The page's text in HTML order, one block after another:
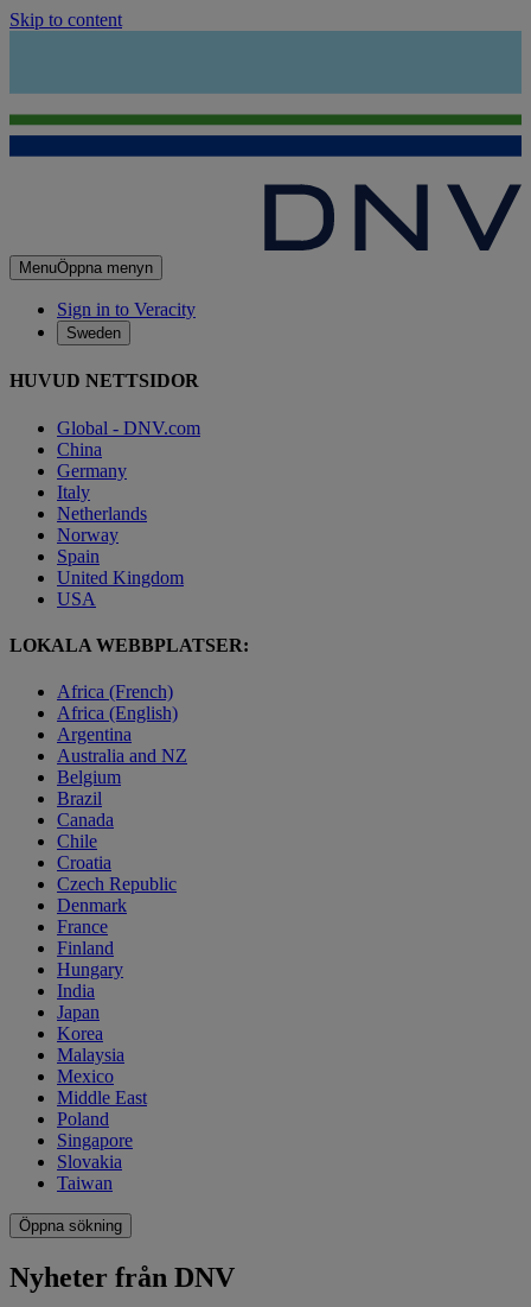
Skip to content
MenuÖppna menyn
Sign in to Veracity
Sweden
HUVUD NETTSIDOR
Global - DNV.com
China
Germany
Italy
Netherlands
Norway
Spain
United Kingdom
USA
LOKALA WEBBPLATSER:
Africa (French)
Africa (English)
Argentina
Australia and NZ
Belgium
Brazil
Canada
Chile
Croatia
Czech Republic
Denmark
France
Finland
Hungary
India
Japan
Korea
Malaysia
Mexico
Middle East
Poland
Singapore
Slovakia
Taiwan
Öppna sökning
Nyheter från DNV